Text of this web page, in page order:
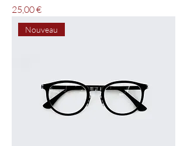
Pris
25,00 €
Nouveau